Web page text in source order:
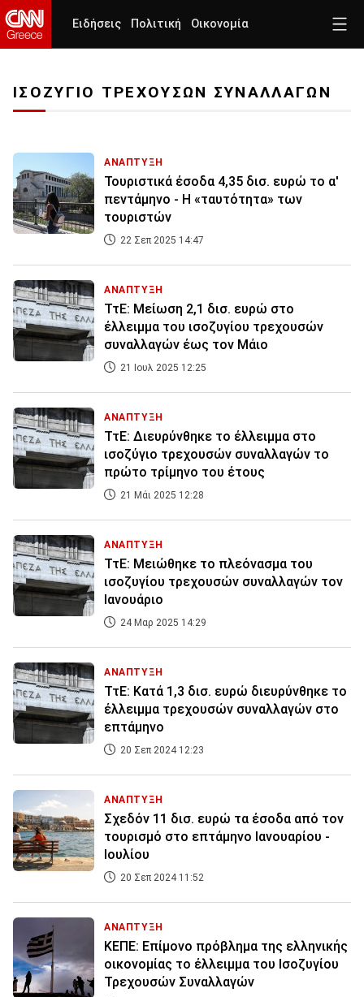
Ειδήσεις Πολιτική Οικονομία
ΙΣΟΖΥΓΙΟ ΤΡΕΧΟΥΣΩΝ ΣΥΝΑΛΛΑΓΩΝ
ΑΝΑΠΤΥΞΗ
Τουριστικά έσοδα 4,35 δισ. ευρώ το α'
πεντάμηνο - Η «ταυτότητα» των
τουριστών
22 Σεπ 2025 14:47
ΑΝΑΠΤΥΞΗ
ΤτΕ: Μείωση 2,1 δισ. ευρώ στο
έλλειμμα του ισοζυγίου τρεχουσών
συναλλαγών έως τον Μάιο
21 Ιουλ 2025 12:25
ΑΝΑΠΤΥΞΗ
ΤτΕ: Διευρύνθηκε το έλλειμμα στο
ισοζύγιο τρεχουσών συναλλαγών το
πρώτο τρίμηνο του έτους
21 Μάι 2025 12:28
ΑΝΑΠΤΥΞΗ
ΤτΕ: Μειώθηκε το πλεόνασμα του
ισοζυγίου τρεχουσών συναλλαγών τον
Ιανουάριο
24 Μαρ 2025 14:29
ΑΝΑΠΤΥΞΗ
ΤτΕ: Κατά 1,3 δισ. ευρώ διευρύνθηκε το
έλλειμμα τρεχουσών συναλλαγών στο
επτάμηνο
20 Σεπ 2024 12:23
ΑΝΑΠΤΥΞΗ
Σχεδόν 11 δισ. ευρώ τα έσοδα από τον
τουρισμό στο επτάμηνο Ιανουαρίου -
Ιουλίου
20 Σεπ 2024 11:52
ΑΝΑΠΤΥΞΗ
ΚΕΠΕ: Επίμονο πρόβλημα της ελληνικής
οικονομίας το έλλειμμα του Ισοζυγίου
Τρεχουσών Συναλλαγών